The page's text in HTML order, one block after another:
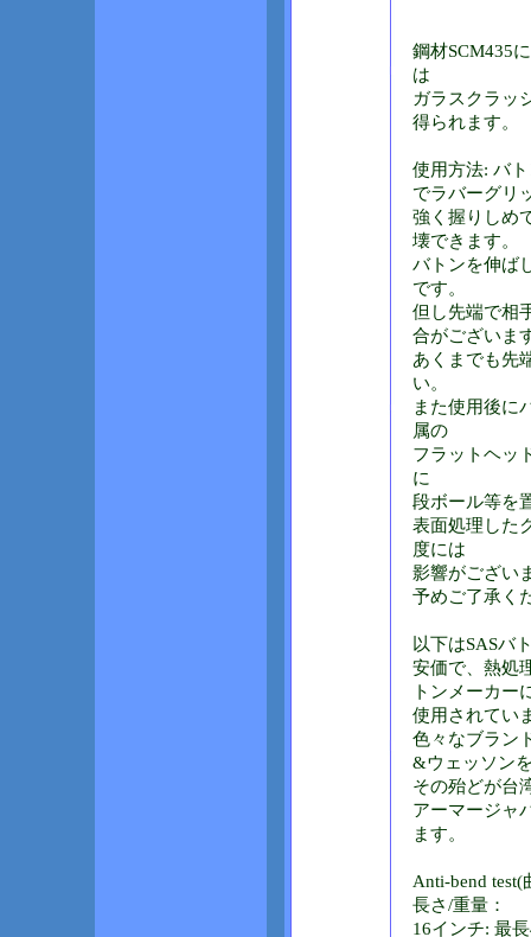
鋼材SCM435
は
ガラスクラッ
得られます。
使用方法: バ
でラバーグリ
強く握りしめ
壊できます。
バトンを伸ば
です。
但し先端で相
合がございま
あくまでも先
い。
また使用後に
属の
フラットヘッ
に
段ボール等を
表面処理した
度には
影響がござい
予めご了承く
以下はSASバ
安価で、熱処
トンメーカー
使用されてい
色々なブラン
&ウェッソン
その殆どが台
アーマージャ
ます。
Anti-bend
長さ/重量：
16インチ: 最